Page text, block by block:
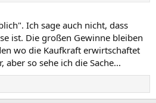
Ich sage auch nicht, dass
ist. Die großen Gewinne bleiben
wo die Kaufkraft erwirtschaftet
aber so sehe ich die Sache...